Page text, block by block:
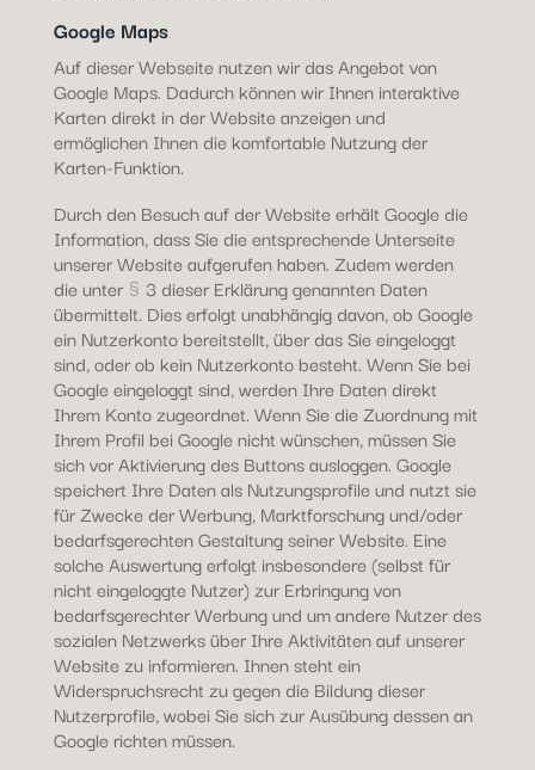
Google Maps
Auf dieser Webseite nutzen wir das Angebot von
Google Maps. Dadurch können wir Ihnen interaktive
Karten direkt in der Website anzeigen und
ermöglichen Ihnen die komfortable Nutzung der
Karten-Funktion.
Durch den Besuch auf der Website erhält Google die
Information, dass Sie die entsprechende Unterseite
unserer Website aufgerufen haben. Zudem werden
die unter § 3 dieser Erklärung genannten Daten
übermittelt. Dies erfolgt unabhängig davon, ob Google
ein Nutzerkonto bereitstellt, über das Sie eingeloggt
sind, oder ob kein Nutzerkonto besteht. Wenn Sie bei
Google eingeloggt sind, werden Ihre Daten direkt
Ihrem Konto zugeordnet. Wenn Sie die Zuordnung mit
Ihrem Profil bei Google nicht wünschen, müssen Sie
sich vor Aktivierung des Buttons ausloggen. Google
speichert Ihre Daten als Nutzungsprofile und nutzt sie
für Zwecke der Werbung, Marktforschung und/oder
bedarfsgerechten Gestaltung seiner Website. Eine
solche Auswertung erfolgt insbesondere (selbst für
nicht eingeloggte Nutzer) zur Erbringung von
bedarfsgerechter Werbung und um andere Nutzer des
sozialen Netzwerks über Ihre Aktivitäten auf unserer
Website zu informieren. Ihnen steht ein
Widerspruchsrecht zu gegen die Bildung dieser
Nutzerprofile, wobei Sie sich zur Ausübung dessen an
Google richten müssen.